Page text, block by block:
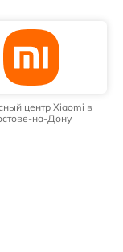
центр Xiaomi в
на-Дону